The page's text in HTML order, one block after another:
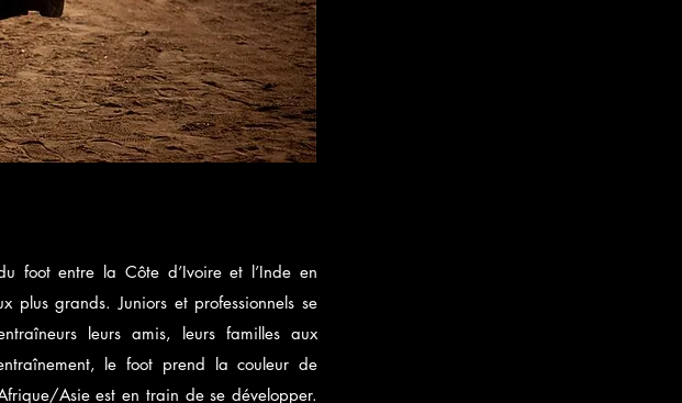
foot entre la Côte d’Ivoire et l’Inde en
plus grands. Juniors et professionnels se
leurs amis, leurs familles aux
le foot prend la couleur de
Asie est en train de se développer.